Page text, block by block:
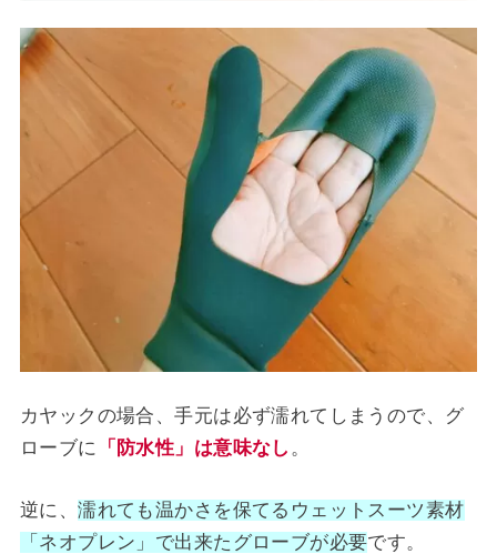
カヤックの場合、手元は必ず濡れてしまうので、グ
ローブに 「防水性」は意味なし 。
逆に、濡れても温かさを保てるウェットスーツ素材
「ネオプレン」で出来たグローブが必要です。